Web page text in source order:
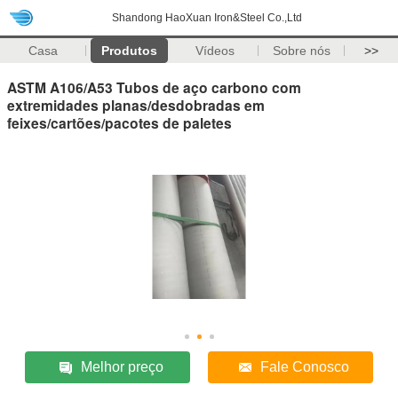
Shandong HaoXuan Iron&Steel Co.,Ltd
Casa Produtos Vídeos Sobre nós >>
ASTM A106/A53 Tubos de aço carbono com
extremidades planas/desdobradas em
feixes/cartões/pacotes de paletes
Melhor preço Fale Conosco